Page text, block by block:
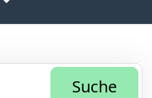
Suche